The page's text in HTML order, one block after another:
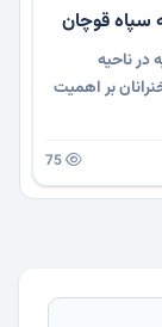
سپاه قوچان
در ناحیه
بر اهمیت